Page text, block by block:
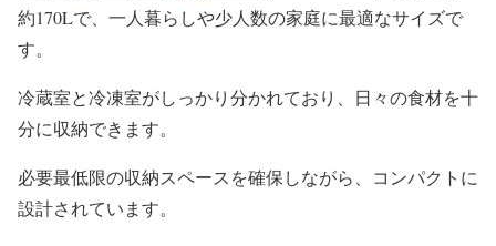
約170Lで、一人暮らしや少人数の家庭に最適なサイズで
す。
冷蔵室と冷凍室がしっかり分かれており、日々の食材を十
分に収納できます。
必要最低限の収納スペースを確保しながら、コンパクトに
設計されています。